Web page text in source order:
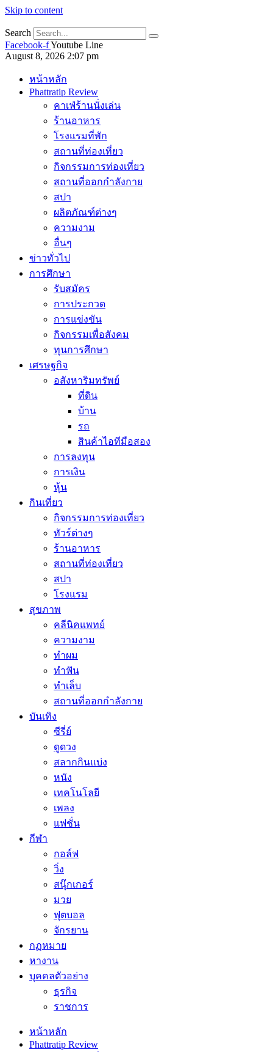
Skip to content
Search
Facebook-fYoutube Line
August 8, 2026 2:07 pm
หน้าหลัก
Phattratip Review
คาเฟ่ร้านนั่งเล่น
ร้านอาหาร
โรงแรมที่พัก
สถานที่ท่องเที่ยว
กิจกรรมการท่องเที่ยว
สถานที่ออกกำลังกาย
สปา
ผลิตภัณฑ์ต่างๆ
ความงาม
อื่นๆ
ข่าวทั่วไป
การศึกษา
รับสมัคร
การประกวด
การแข่งขัน
กิจกรรมเพื่อสังคม
ทุนการศึกษา
เศรษฐกิจ
อสังหาริมทรัพย์
ที่ดิน
บ้าน
รถ
สินค้าไอทีมือสอง
การลงทุน
การเงิน
หุ้น
กินเที่ยว
กิจกรรมการท่องเที่ยว
ทัวร์ต่างๆ
ร้านอาหาร
สถานที่ท่องเที่ยว
สปา
โรงแรม
สุขภาพ
คลีนิคแพทย์
ความงาม
ทำผม
ทำฟัน
ทำเล็บ
สถานที่ออกกำลังกาย
บันเทิง
ซีรี่ย์
ดูดวง
สลากกินแบ่ง
หนัง
เทคโนโลยี
เพลง
แฟชั่น
กีฬา
กอล์ฟ
วิ่ง
สนุ๊กเกอร์
มวย
ฟุตบอล
จักรยาน
กฏหมาย
หางาน
บุคคลตัวอย่าง
ธุรกิจ
ราชการ
หน้าหลัก
Phattratip Review